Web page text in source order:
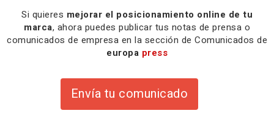
Si quieres mejorar el posicionamiento online de tu
marca, ahora puedes publicar tus notas de prensa o
comunicados de empresa en la sección de Comunicados de
europa press
Envía tu comunicado